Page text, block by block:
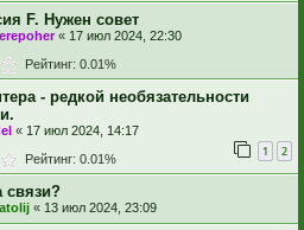
F. Нужен совет
« 17 июл 2024, 22:30
Рейтинг: 0.01%
- редкой необязательности
« 17 июл 2024, 14:17
1 2
Рейтинг: 0.01%
связи?
« 13 июл 2024, 23:09